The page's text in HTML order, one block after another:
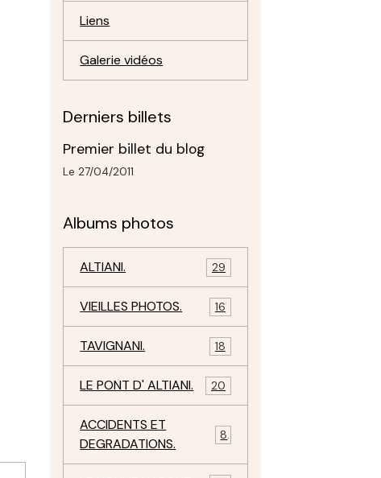
Liens
Galerie vidéos
Derniers billets
Premier billet du blog
Le 27/04/2011
Albums photos
ALTIANI. 29
VIEILLES PHOTOS. 16
TAVIGNANI. 18
LE PONT D' ALTIANI. 20
ACCIDENTS ET
DEGRADATIONS.
8